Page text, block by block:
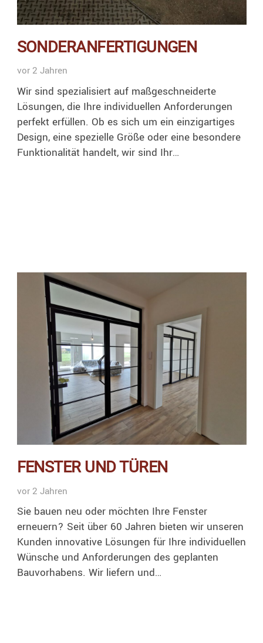
SONDERANFERTIGUNGEN
vor 2 Jahren
Wir sind spezialisiert auf maßgeschneiderte
Lösungen, die Ihre individuellen Anforderungen
perfekt erfüllen. Ob es sich um ein einzigartiges
Design, eine spezielle Größe oder eine besondere
Funktionalität handelt, wir sind Ihr…
FENSTER UND TÜREN
vor 2 Jahren
Sie bauen neu oder möchten Ihre Fenster
erneuern? Seit über 60 Jahren bieten wir unseren
Kunden innovative Lösungen für Ihre individuellen
Wünsche und Anforderungen des geplanten
Bauvorhabens. Wir liefern und…